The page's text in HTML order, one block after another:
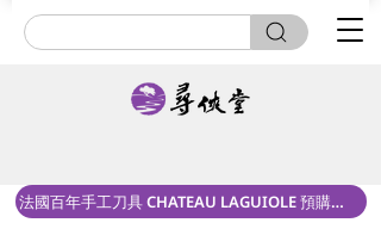
法國百年手工刀具 CHATEAU LAGUIOLE 預購中！